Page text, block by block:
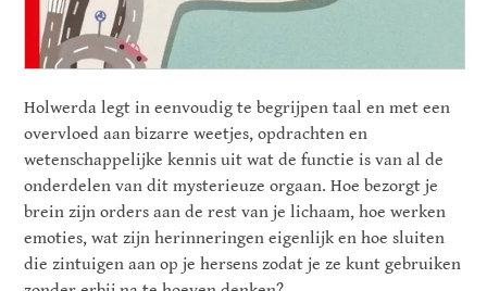
Holwerda legt in eenvoudig te begrijpen taal en met een
overvloed aan bizarre weetjes, opdrachten en
wetenschappelijke kennis uit wat de functie is van al de
onderdelen van dit mysterieuze orgaan. Hoe bezorgt je
brein zijn orders aan de rest van je lichaam, hoe werken
emoties, wat zijn herinneringen eigenlijk en hoe sluiten
die zintuigen aan op je hersens zodat je ze kunt gebruiken